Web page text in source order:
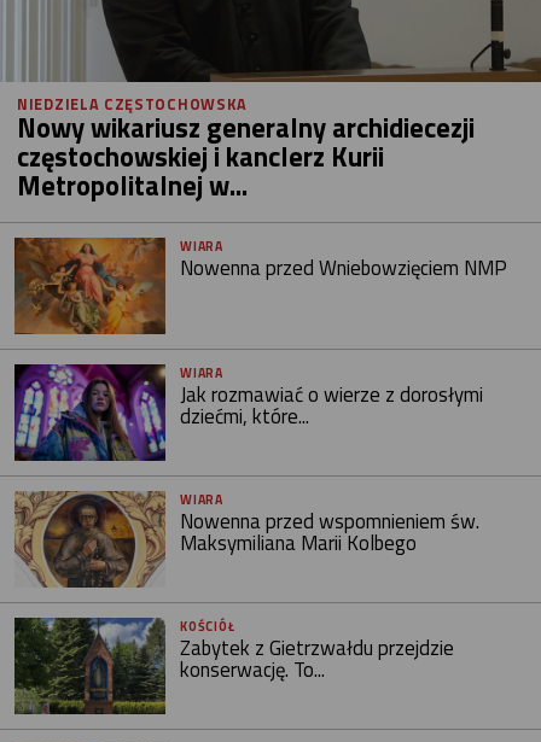
NIEDZIELA CZĘSTOCHOWSKA
Nowy wikariusz generalny archidiecezji
częstochowskiej i kanclerz Kurii
Metropolitalnej w...
WIARA
Nowenna przed Wniebowzięciem NMP
WIARA
Jak rozmawiać o wierze z dorosłymi
dziećmi, które...
WIARA
Nowenna przed wspomnieniem św.
Maksymiliana Marii Kolbego
KOŚCIÓŁ
Zabytek z Gietrzwałdu przejdzie
konserwację. To...